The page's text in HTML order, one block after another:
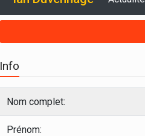
Info
Nom complet:
Prénom: